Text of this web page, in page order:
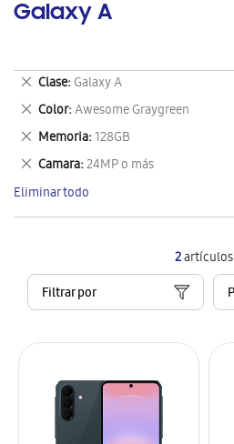
Galaxy A
2artículos
Filtrar por
Clase Galaxy A
Eliminar
este
artículo
Color Awesome Graygreen
Eliminar
este
artículo
Memoria 128GB
Eliminar
este
artículo
Camara 24MP o más
Eliminar
este
artículo
Eliminar todo